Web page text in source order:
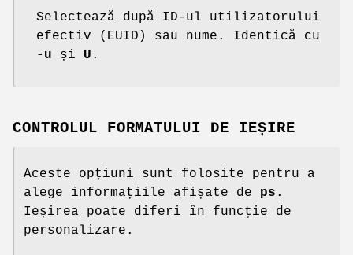
Selectează după ID-ul utilizatorului
efectiv (EUID) sau nume. Identică cu
-u și U .
CONTROLUL FORMATULUI DE IEȘIRE
Aceste opțiuni sunt folosite pentru a
alege informațiile afișate de ps .
Ieșirea poate diferi în funcție de
personalizare.